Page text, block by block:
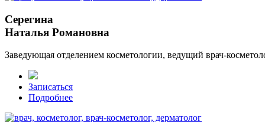
Серегина
Наталья Романовна
Заведующая отделением косметологии, ведущий врач-
Записаться
Подробнее